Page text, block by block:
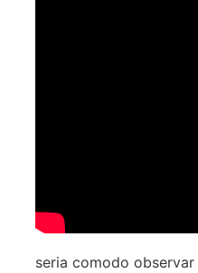
seria comodo